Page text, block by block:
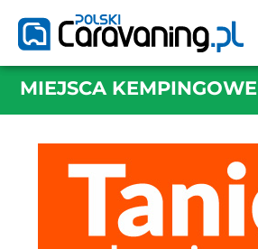
MIEJSCA KEMPINGOWE